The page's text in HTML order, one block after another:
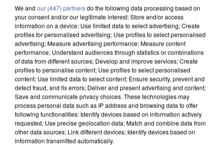
We and our (447) partnersdo the following data processing based on
your consent and/or our legitimate interest: Store and/or access
information on a device; Use limited data to select advertising; Create
profiles for personalised advertising; Use profiles to select personalised
advertising; Measure advertising performance; Measure content
performance; Understand audiences through statistics or combinations
of data from different sources; Develop and improve services; Create
profiles to personalise content; Use profiles to select personalised
content; Use limited data to select content; Ensure security, prevent and
detect fraud, and fix errors; Deliver and present advertising and content;
Save and communicate privacy choices. These technologies may
process personal data such as IP address and browsing data to offer
following functionalities: Identify devices based on information actively
requested; Use precise geolocation data; Match and combine data from
other data sources; Link different devices; Identify devices based on
information transmitted automatically.